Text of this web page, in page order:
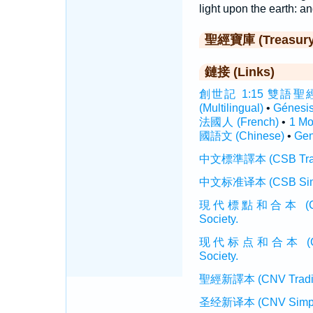
light upon the earth:
聖經寶庫
鏈接 (Links)
創世記 1:15 雙語聖
(Multilingual)•
法國人 (French)• 1
國語文 (Chinese)•
中文標準譯本 (CSB
中文标准译本 (CSB
現代標點和合本
Society.
现代标点和合本
Society.
聖經新譯本 (CNV
圣经新译本 (CNV